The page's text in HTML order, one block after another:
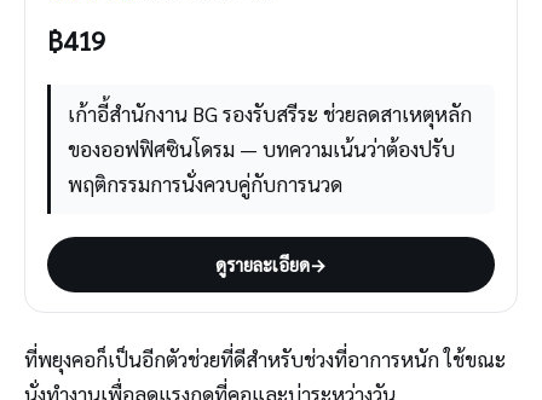
฿419
เก้าอี้สำนักงาน BG รองรับสรีระ ช่วยลดสาเหตุหลัก
ของออฟฟิศซินโดรม — บทความเน้นว่าต้องปรับ
พฤติกรรมการนั่งควบคู่กับการนวด
ดูรายละเอียด→
ที่พยุงคอก็เป็นอีกตัวช่วยที่ดีสำหรับช่วงที่อาการหนัก ใช้ขณะ
นั่งทำงานเพื่อลดแรงกดที่คอและบ่าระหว่างวัน